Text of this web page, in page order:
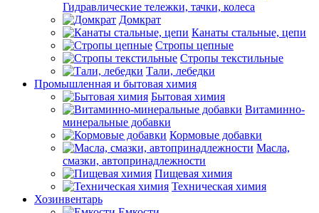
Гидравлические тележки, тачки, колеса
Домкрат
Канаты стальные, цепи
Стропы цепные
Стропы текстильные
Тали, лебедки
Промышленная и бытовая химия
Бытовая химия
Витаминно-
минеральные добавки
Кормовые добавки
Масла,
смазки, автопринадлежности
Пищевая химия
Техническая химия
Хозинвентарь